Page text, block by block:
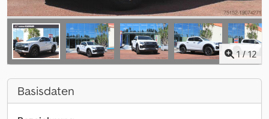
1 / 12
Basisdaten